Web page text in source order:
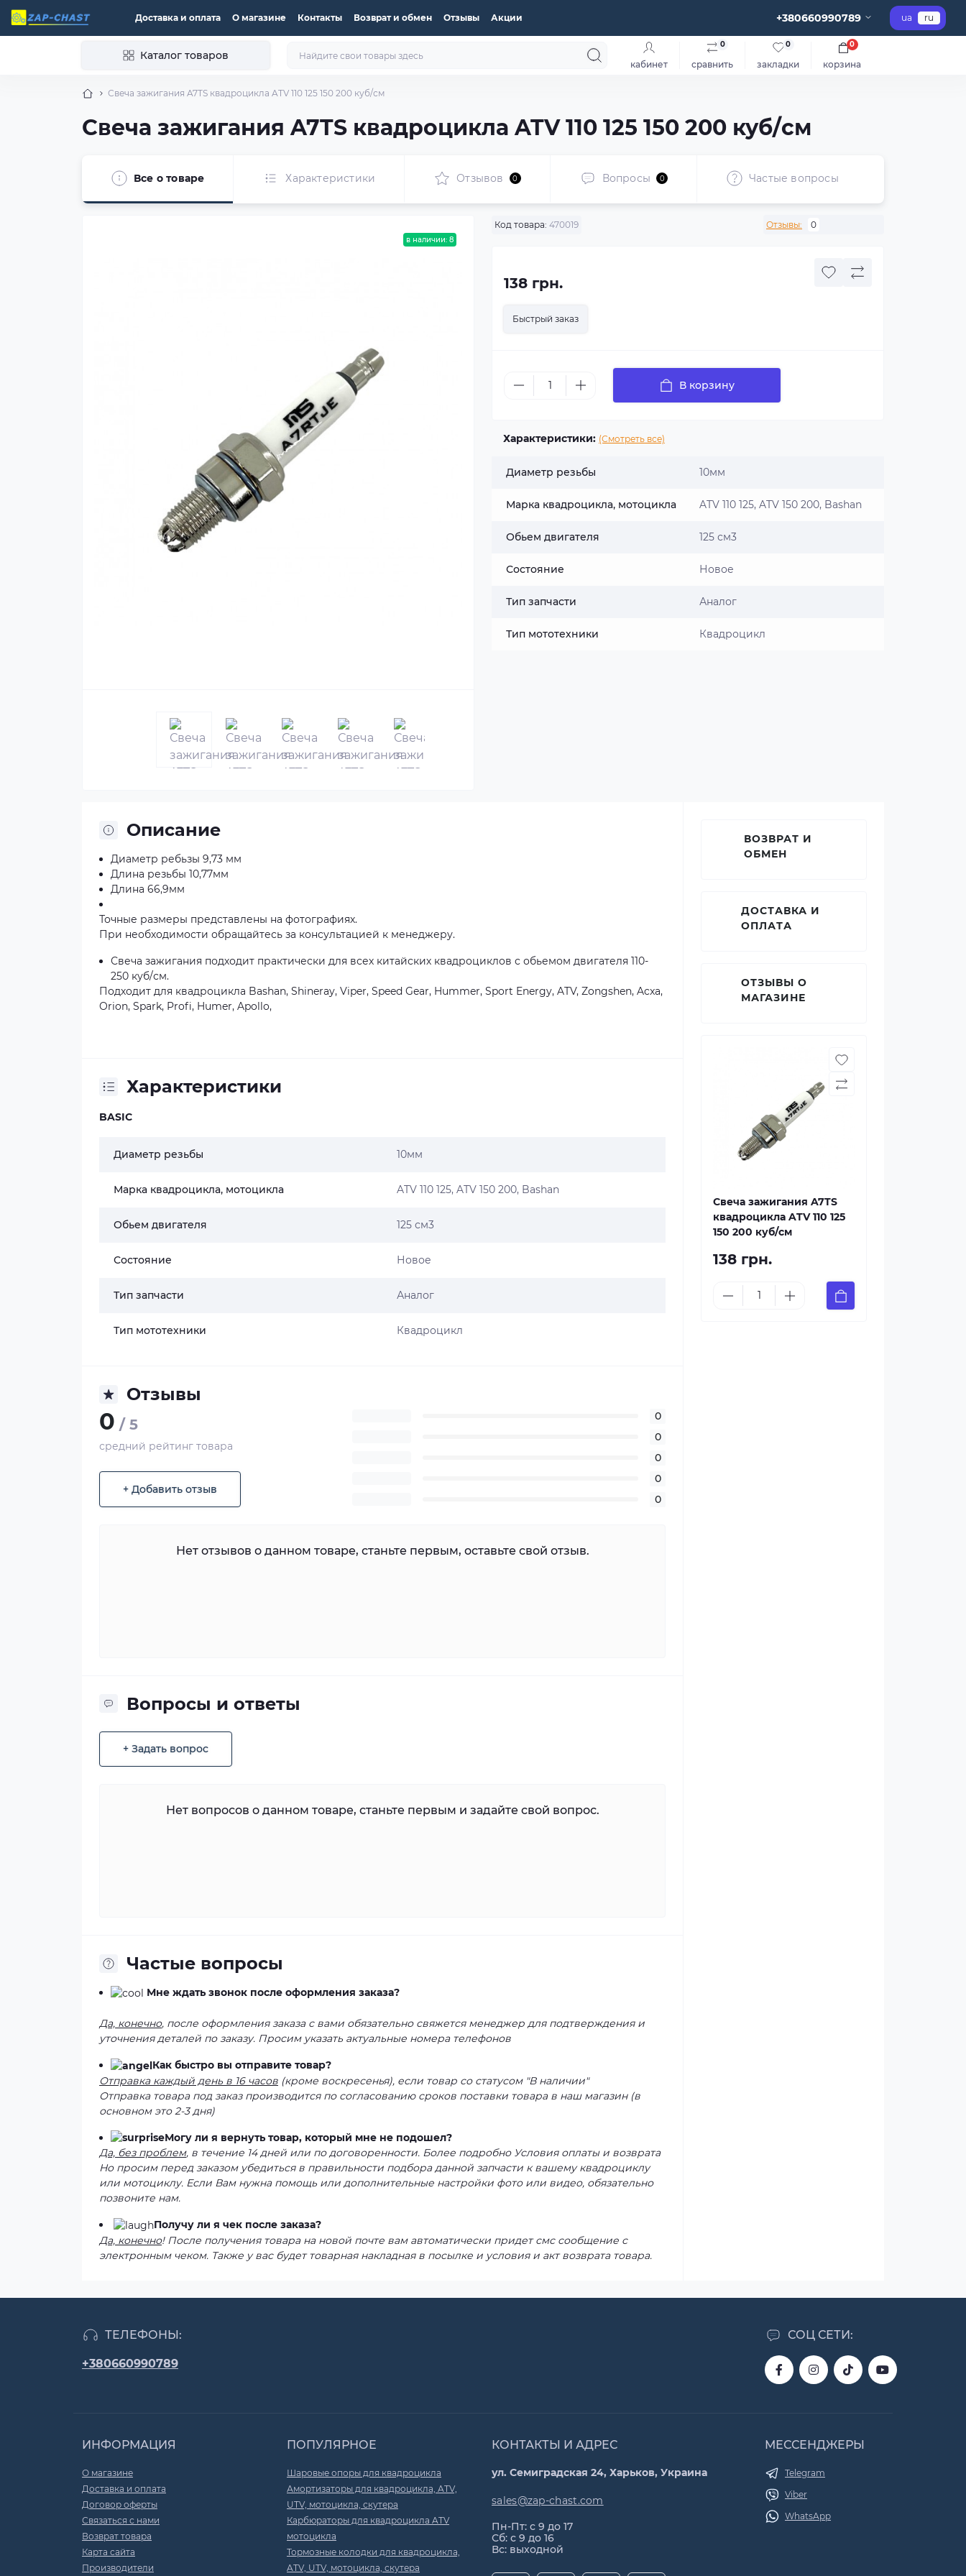
Доставка и оплата О магазине Контакты Возврат и обмен Отзывы Акции +380660990789 ua ru
Каталог товаров
кабинет сравнить
0
закладки
0
корзина
0
Свеча зажигания A7TS квадроцикла ATV 110 125 150 200 куб/см
Свеча зажигания A7TS квадроцикла ATV 110 125 150 200 куб/см
Все о товаре Характеристики Отзывов 0 Вопросы 0 Частые вопросы
в наличии: 8
Код товара: 470019 Отзывы: 0
138 грн.
Быстрый заказ
В корзину
Характеристики: (Смотреть все)
Диаметр резьбы 10мм
Марка квадроцикла, мотоцикла ATV 110 125, ATV 150 200, Bashan
Обьем двигателя 125 см3
Состояние Новое
Тип запчасти Аналог
Тип мототехники Квадроцикл
Описание
Диаметр ребьзы 9,73 мм
Длина резьбы 10,77мм
Длина 66,9мм
Точные размеры представлены на фотографиях.
При необходимости обращайтесь за консультацией к менеджеру.
Свеча зажигания подходит практически для всех китайских квадроциклов с обьемом двигателя 110-
250 куб/см.
Подходит для квадроцикла Bashan, Shineray, Viper, Speed Gear, Hummer, Sport Energy, ATV, Zongshen, Acxa,
Orion, Spark, Profi, Humer, Apollo,
Характеристики
BASIC
Диаметр резьбы 10мм
Марка квадроцикла, мотоцикла ATV 110 125, ATV 150 200, Bashan
Обьем двигателя 125 см3
Состояние Новое
Тип запчасти Аналог
Тип мототехники Квадроцикл
Отзывы
0 / 5
средний рейтинг товара
+ Добавить отзыв
0
0
0
0
0
Нет отзывов о данном товаре, станьте первым, оставьте свой отзыв.
Вопросы и ответы
+ Задать вопрос
Нет вопросов о данном товаре, станьте первым и задайте свой вопрос.
Частые вопросы
Мне ждать звонок после оформления заказа?
Да, конечно, после оформления заказа с вами обязательно свяжется менеджер для подтверждения и
уточнения деталей по заказу. Просим указать актуальные номера телефонов
Как быстро вы отправите товар?
Отправка каждый день в 16 часов (кроме воскресенья), если товар со статусом "В наличии"
Отправка товара под заказ производится по согласованию сроков поставки товара в наш магазин (в
основном это 2-3 дня)
Могу ли я вернуть товар, который мне не подошел?
Да, без проблем, в течение 14 дней или по договоренности. Более подробно Условия оплаты и возврата
Но просим перед заказом убедиться в правильности подбора данной запчасти к вашему квадроциклу
или мотоциклу. Если Вам нужна помощь или дополнительные настройки фото или видео, обязательно
позвоните нам.
Получу ли я чек после заказа?
Да, конечно! После получения товара на новой почте вам автоматически придет смс сообщение с
электронным чеком. Также у вас будет товарная накладная в посылке и условия и акт возврата товара.
ВОЗВРАТ И
ОБМЕН
ДОСТАВКА И
ОПЛАТА
ОТЗЫВЫ О
МАГАЗИНЕ
Свеча зажигания A7TS
квадроцикла ATV 110 125
150 200 куб/см
138 грн.
ТЕЛЕФОНЫ:
+380660990789
СОЦ СЕТИ:
ИНФОРМАЦИЯ
О магазине
Доставка и оплата
Договор оферты
Связаться с нами
Возврат товара
Карта сайта
Производители
ПОПУЛЯРНОЕ
Шаровые опоры для квадроцикла
Амортизаторы для квадроцикла, ATV,
UTV, мотоцикла, скутера
Карбюраторы для квадроцикла ATV
мотоцикла
Тормозные колодки для квадроцикла,
ATV, UTV, мотоцикла, скутера
КОНТАКТЫ И АДРЕС
ул. Семиградская 24, Харьков, Украина
sales@zap-chast.com
Пн-Пт: с 9 до 17
Сб: с 9 до 16
Вс: выходной
МЕССЕНДЖЕРЫ
Telegram
Viber
WhatsApp